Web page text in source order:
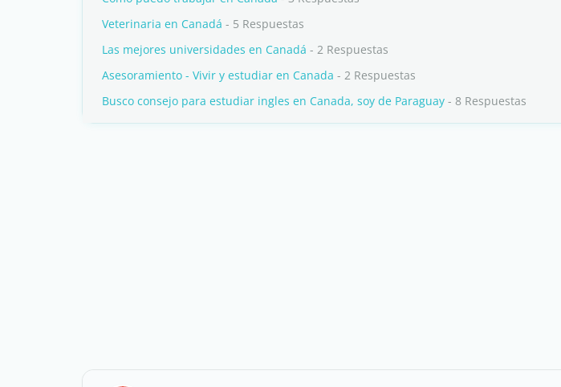
Veterinaria en Canadá - 5 Respuestas
Las mejores universidades en Canadá - 2 Respuestas
Asesoramiento - Vivir y estudiar en Canada - 2 Respuestas
Busco consejo para estudiar ingles en Canada, soy de Paraguay - 8 Respuestas